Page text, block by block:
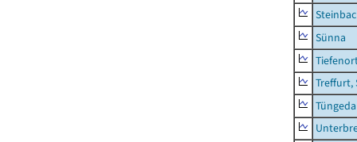
Sünna
Treffurt,
Tüngeda